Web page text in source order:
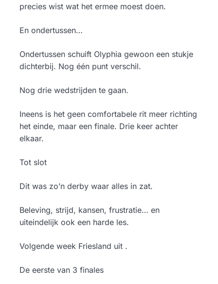
precies wist wat het ermee moest doen.
En ondertussen…
Ondertussen schuift Olyphia gewoon een stukje
dichterbij. Nog één punt verschil.
Nog drie wedstrijden te gaan.
Ineens is het geen comfortabele rit meer richting
het einde, maar een finale. Drie keer achter
elkaar.
Tot slot
Dit was zo’n derby waar alles in zat.
Beleving, strijd, kansen, frustratie… en
uiteindelijk ook een harde les.
Volgende week Friesland uit .
De eerste van 3 finales